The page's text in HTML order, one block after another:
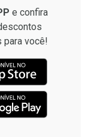
e confira
para você!